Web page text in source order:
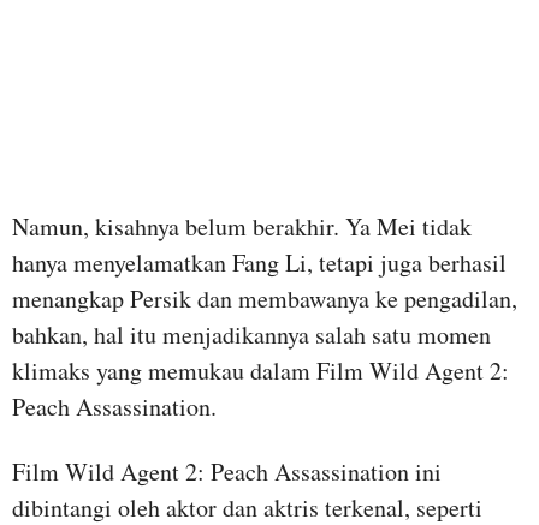
Namun, kisahnya belum berakhir. Ya Mei tidak
hanya menyelamatkan Fang Li, tetapi juga berhasil
menangkap Persik dan membawanya ke pengadilan,
bahkan, hal itu menjadikannya salah satu momen
klimaks yang memukau dalam Film Wild Agent 2:
Peach Assassination.
Film Wild Agent 2: Peach Assassination ini
dibintangi oleh aktor dan aktris terkenal, seperti